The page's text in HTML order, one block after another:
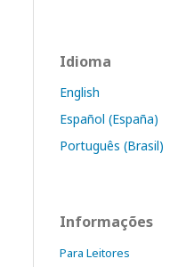
Idioma
English
Español (España)
Português (Brasil)
Informações
Para Leitores